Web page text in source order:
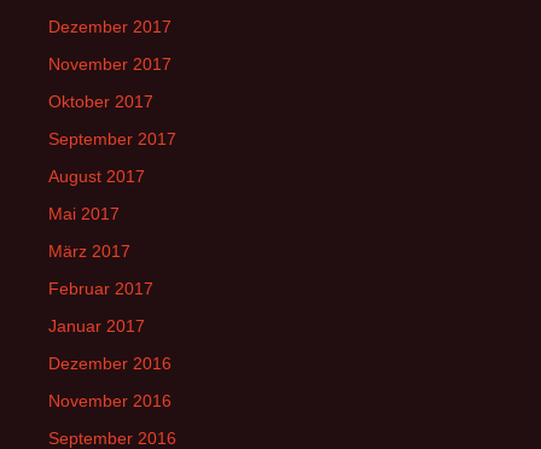
Dezember 2017
November 2017
Oktober 2017
September 2017
August 2017
Mai 2017
März 2017
Februar 2017
Januar 2017
Dezember 2016
November 2016
September 2016